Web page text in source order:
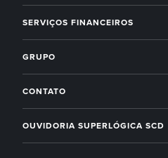
Next
Novidades Superlógica
Administração condominial
Imobiliárias
Módulo Financeiro
Controle de acesso
Superlógica Next
SERVIÇOS FINANCEIROS
Entenda o Inadimplência Zero
Receber com boleto
GRUPO
Arbo
CONTATO
OUVIDORIA SUPERLÓGICA SCD